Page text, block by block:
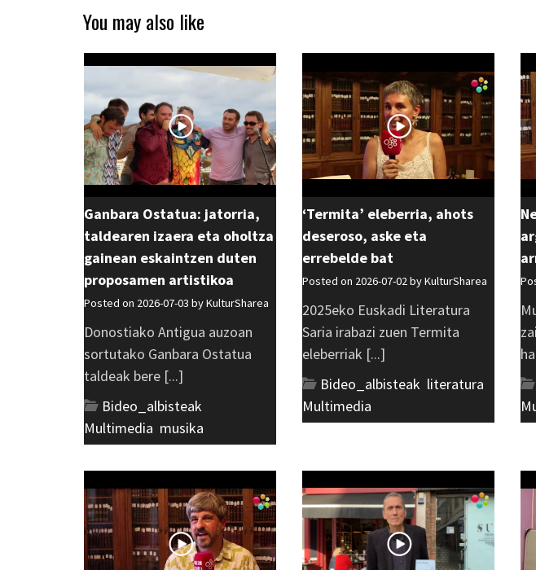
You may also like
Ganbara Ostatua: jatorria,
taldearen izaera eta oholtza
gainean eskaintzen duten
proposamen artistikoa
Posted on 2026-07-03 byKulturSharea
Donostiako Antigua auzoan
sortutako Ganbara Ostatua
taldeak bere [...]
Bideo_albisteak
Multimedia musika
‘Termita’ eleberria, ahots
deseroso, aske eta
errebelde bat
Posted on 2026-07-02 byKulturSharea
2025eko Euskadi Literatura
Saria irabazi zuen Termita
eleberriak [...]
Bideo_albisteak literatura
Multimedia